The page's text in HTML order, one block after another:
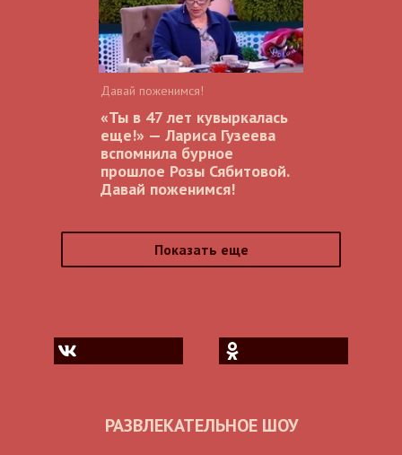
Давай поженимся!
«Ты в 47 лет кувыркалась
еще!» — Лариса Гузеева
вспомнила бурное
прошлое Розы Сябитовой.
Давай поженимся!
Показать еще
РАЗВЛЕКАТЕЛЬНОЕ ШОУ